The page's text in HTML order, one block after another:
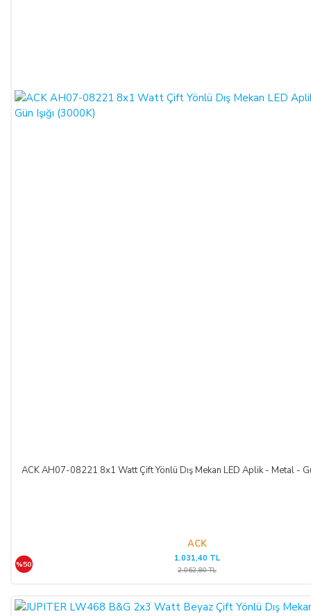
ACK AH07-08221 8x1 Watt Çift Yönlü Dış Mekan LED Aplik - Metal -
ACK
%50
1.031,40 TL
2.062,80 TL